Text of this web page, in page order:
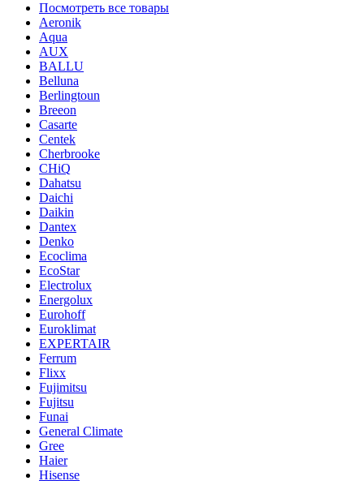
Посмотреть все товары
Aeronik
Aqua
AUX
BALLU
Belluna
Berlingtoun
Breeon
Casarte
Centek
Cherbrooke
CHiQ
Dahatsu
Daichi
Daikin
Dantex
Denko
Ecoclima
EcoStar
Electrolux
Energolux
Eurohoff
Euroklimat
EXPERTAIR
Ferrum
Flixx
Fujimitsu
Fujitsu
Funai
General Climate
Gree
Haier
Hisense